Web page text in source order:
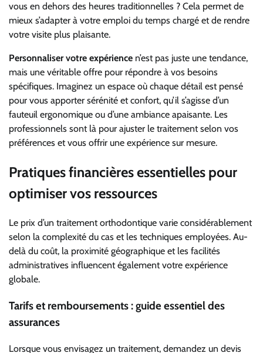
vous en dehors des heures traditionnelles ? Cela permet de
mieux s’adapter à votre emploi du temps chargé et de rendre
votre visite plus plaisante.
Personnaliser votre expérience n’est pas juste une tendance,
mais une véritable offre pour répondre à vos besoins
spécifiques. Imaginez un espace où chaque détail est pensé
pour vous apporter sérénité et confort, qu’il s’agisse d’un
fauteuil ergonomique ou d’une ambiance apaisante. Les
professionnels sont là pour ajuster le traitement selon vos
préférences et vous offrir une expérience sur mesure.
Pratiques financières essentielles pour
optimiser vos ressources
Le prix d’un traitement orthodontique varie considérablement
selon la complexité du cas et les techniques employées. Au-
delà du coût, la proximité géographique et les facilités
administratives influencent également votre expérience
globale.
Tarifs et remboursements : guide essentiel des
assurances
Lorsque vous envisagez un traitement, demandez un devis